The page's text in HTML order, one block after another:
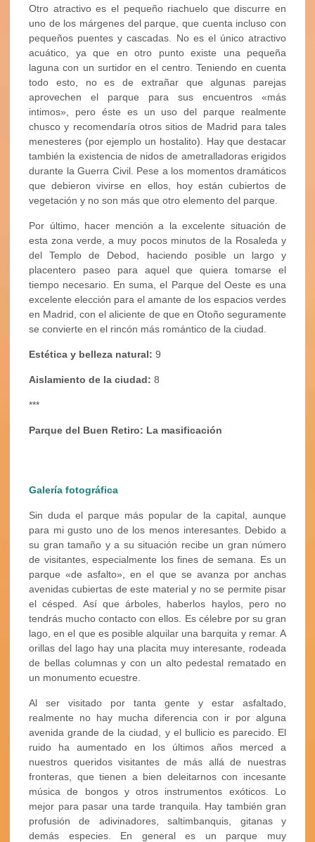
Otro atractivo es el pequeño riachuelo que discurre en
uno de los márgenes del parque, que cuenta incluso con
pequeños puentes y cascadas. No es el único atractivo
acuático, ya que en otro punto existe una pequeña
laguna con un surtidor en el centro. Teniendo en cuenta
todo esto, no es de extrañar que algunas parejas
aprovechen el parque para sus encuentros «más
intimos», pero éste es un uso del parque realmente
chusco y recomendaría otros sitios de Madrid para tales
menesteres (por ejemplo un hostalito). Hay que destacar
también la existencia de nidos de ametralladoras erigidos
durante la Guerra Civil. Pese a los momentos dramáticos
que debieron vivirse en ellos, hoy están cubiertos de
vegetación y no son más que otro elemento del parque.
Por último, hacer mención a la excelente situación de
esta zona verde, a muy pocos minutos de la Rosaleda y
del Templo de Debod, haciendo posible un largo y
placentero paseo para aquel que quiera tomarse el
tiempo necesario. En suma, el Parque del Oeste es una
excelente elección para el amante de los espacios verdes
en Madrid, con el aliciente de que en Otoño seguramente
se convierte en el rincón más romántico de la ciudad.
Estética y belleza natural: 9
Aislamiento de la ciudad: 8
***
Parque del Buen Retiro: La masificación
Galería fotográfica
Sin duda el parque más popular de la capital, aunque
para mi gusto uno de los menos interesantes. Debido a
su gran tamaño y a su situación recibe un gran número
de visitantes, especialmente los fines de semana. Es un
parque «de asfalto», en el que se avanza por anchas
avenidas cubiertas de este material y no se permite pisar
el césped. Así que árboles, haberlos haylos, pero no
tendrás mucho contacto con ellos. Es célebre por su gran
lago, en el que es posible alquilar una barquita y remar. A
orillas del lago hay una placita muy interesante, rodeada
de bellas columnas y con un alto pedestal rematado en
un monumento ecuestre.
Al ser visitado por tanta gente y estar asfaltado,
realmente no hay mucha diferencia con ir por alguna
avenida grande de la ciudad, y el bullicio es parecido. El
ruido ha aumentado en los últimos años merced a
nuestros queridos visitantes de más allá de nuestras
fronteras, que tienen a bien deleitarnos con incesante
música de bongos y otros instrumentos exóticos. Lo
mejor para pasar una tarde tranquila. Hay también gran
profusión de adivinadores, saltimbanquis, gitanas y
demás especies. En general es un parque muy